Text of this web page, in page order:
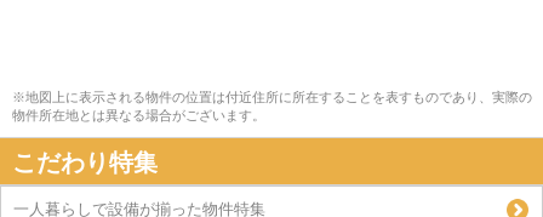
※地図上に表示される物件の位置は付近住所に所在することを表すものであり、実際の
物件所在地とは異なる場合がございます。
こだわり特集
一人暮らしで設備が揃った物件特集